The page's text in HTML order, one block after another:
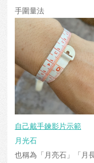
手圍量法
自己戴手鍊影片示範
月光石
也稱為「月亮石」「月